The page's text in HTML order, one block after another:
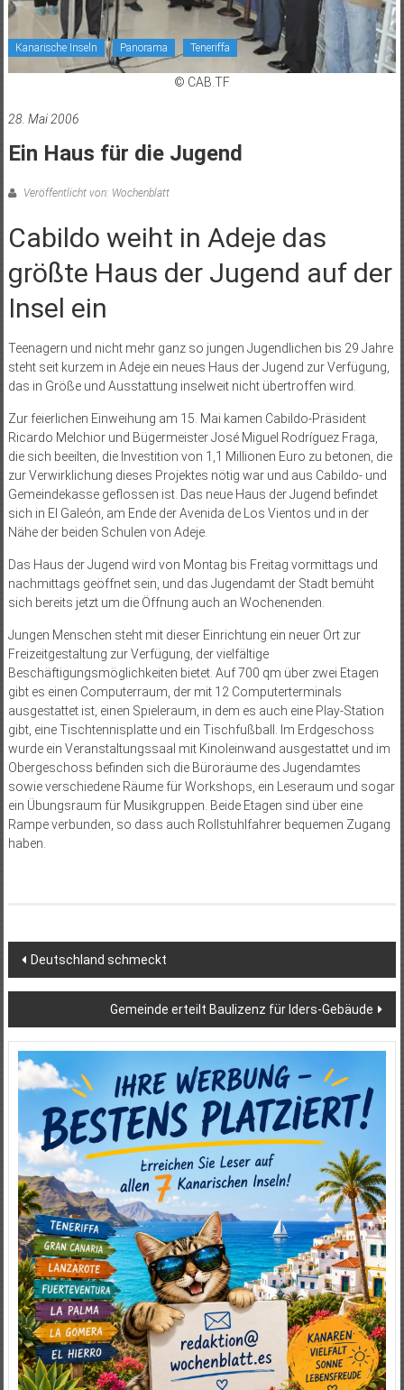
Kanarische Inseln Panorama Teneriffa
© CAB.TF
28. Mai 2006
Ein Haus für die Jugend
Veröffentlicht von: Wochenblatt
Cabildo weiht in Adeje das
größte Haus der Jugend auf der
Insel ein
Teenagern und nicht mehr ganz so jungen Jugendlichen bis 29 Jahre
steht seit kurzem in Adeje ein neues Haus der Jugend zur Verfügung,
das in Größe und Ausstattung inselweit nicht übertroffen wird.
Zur feierlichen Einweihung am 15. Mai kamen Cabildo-Präsident
Ricardo Melchior und Bügermeister José Miguel Rodríguez Fraga,
die sich beeilten, die Investition von 1,1 Millionen Euro zu betonen, die
zur Verwirklichung dieses Projektes nötig war und aus Cabildo- und
Gemeindekasse geflossen ist. Das neue Haus der Jugend befindet
sich in El Galeón, am Ende der Avenida de Los Vientos und in der
Nähe der beiden Schulen von Adeje.
Das Haus der Jugend wird von Montag bis Freitag vormittags und
nachmittags geöffnet sein, und das Jugendamt der Stadt bemüht
sich bereits jetzt um die Öffnung auch an Wochenenden.
Jungen Menschen steht mit dieser Einrichtung ein neuer Ort zur
Freizeitgestaltung zur Verfügung, der vielfältige
Beschäftigungsmöglichkeiten bietet. Auf 700 qm über zwei Etagen
gibt es einen Computerraum, der mit 12 Computerterminals
ausgestattet ist, einen Spieleraum, in dem es auch eine Play-Station
gibt, eine Tischtennisplatte und ein Tischfußball. Im Erdgeschoss
wurde ein Veranstaltungssaal mit Kinoleinwand ausgestattet und im
Obergeschoss befinden sich die Büroräume des Jugendamtes
sowie verschiedene Räume für Workshops, ein Leseraum und sogar
ein Übungsraum für Musikgruppen. Beide Etagen sind über eine
Rampe verbunden, so dass auch Rollstuhlfahrer bequemen Zugang
haben.
Beitragsnavigation
Deutschland schmeckt
Gemeinde erteilt Baulizenz für Iders-Gebäude